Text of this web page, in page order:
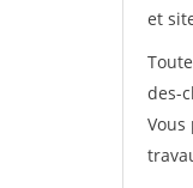
et
des-